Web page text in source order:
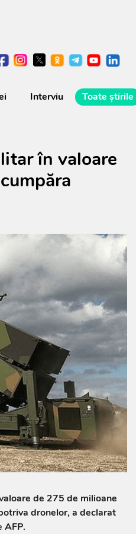
Interviu Toate știrile
în valoare
de 275 de milioane
dronelor, a declarat
AFP.